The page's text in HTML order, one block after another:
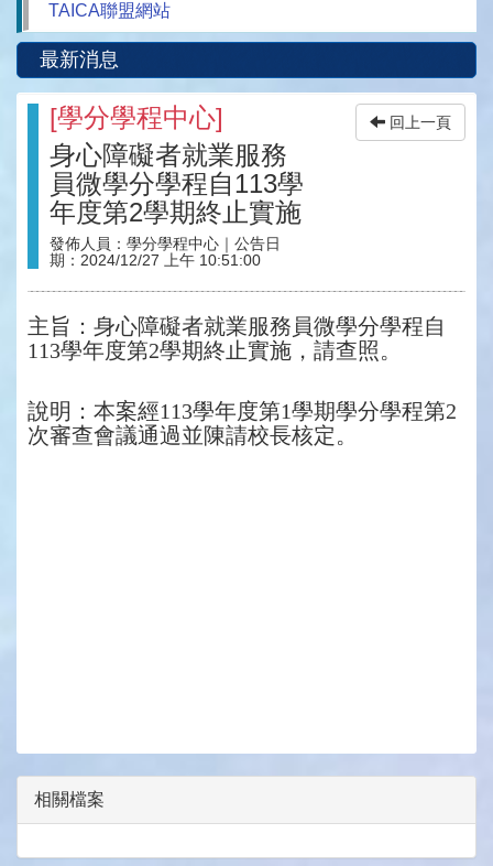
TAICA聯盟網站
最新消息
[學分學程中心]
身心障礙者就業服務
員微學分學程自113學
年度第2學期終止實施
發佈人員： 學分學程中心 ｜公告日
期： 2024/12/27 上午 10:51:00
回上一頁
主旨：身心障礙者就業服務員微學分學程自
113學年度第2學期終止實施，請查照。
說明：本案經113學年度第1學期學分學程第2
次審查會議通過並陳請校長核定。
相關檔案